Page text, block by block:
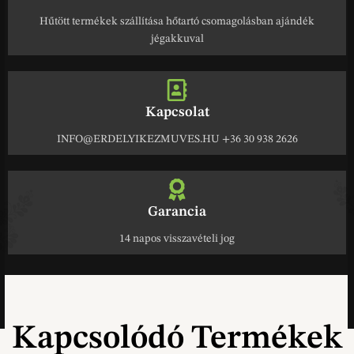
Hűtött termékek szállítása hőtartó csomagolásban ajándék
jégakkuval
Kapcsolat
INFO@ERDELYIKEZMUVES.HU +36 30 938 2626
Garancia
14 napos visszavételi jog
Kapcsolódó Termékek